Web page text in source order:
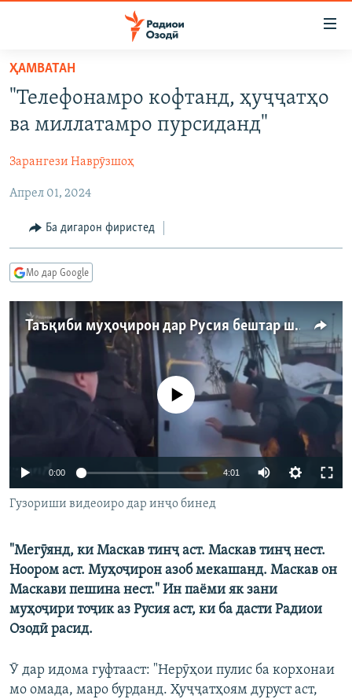
Ҷаҳиш
мояи
аслӣ
ба
аслӣ
Ҷаҳиш
ҷустор
ГӮШАҲО
ҶОМЕА
ҚАЗИЯИ "КРОКУС"
ОСИЁИ МАРКАЗӢ
МЕҲМОНИ ОЗОДӢ
ВАРЗИШ
ГАПИ ОЗОД
РӮЗГОРИ МУҲОҶИР
САЛОМ, ХОҲАР
ТАҲҚИҚОТ
ҶАНГ ДАР УКРАИНА
НАЗАРИ МАРДУМ
БЛОГИСТОН
ОЗОДӢ ОНЛАЙН
ЧАНДРАСОНАӢ
ВИДЕО
ГУЗОРИШҲОИ РАДИОӢ
РӮЙХАТҲО
КИТОБҲОИ ОЗОДӢ
Русский
ҲАМВАТАН
"Телефонамро кофтанд, ҳуҷҷатҳо
ва миллатамро пурсиданд"
Зарангези Наврӯзшоҳ
Апрел 01, 2024
Ба дигарон фиристед
Мо дар Google
Таъқиби муҳоҷирон дар Русия бештар шудааст
Феълан кор намекунад
0:00 4:01
480p
1080p
Гузориши видеоиро дар инҷо бинед
"Мегӯянд, ки Маскав тинҷ аст. Маскав тинҷ нест.
Ноором аст. Муҳоҷирон азоб мекашанд. Маскав он
Маскави пешина нест." Ин паёми як зани
муҳоҷири тоҷик аз Русия аст, ки ба дасти Радиои
Озодӣ расид.
Ӯ дар идома гуфтааст: "Нерӯҳои пулис ба корхонаи
мо омада, маро бурданд. Ҳуҷҷатҳоям дуруст аст,